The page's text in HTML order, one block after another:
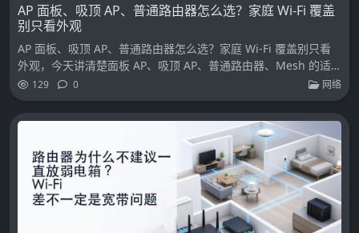
AP 面板、吸顶 AP、普通路由器怎么选？家庭 Wi-Fi 覆盖
别只看外观
AP 面板、吸顶 AP、普通路由器怎么选？家庭 Wi-Fi 覆盖别只看
外观，今天讲清楚面板 AP、吸顶 AP、普通路由器、Mesh 的适
用场景。
129 0 网络